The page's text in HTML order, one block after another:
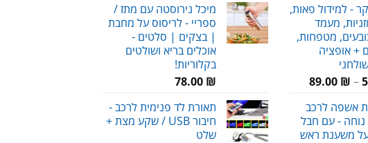
- למידול פאות,
מעמד
מטפחות,
+ אופציה
–
89.00 ₪
טווח
עד
אשפה לרכב
- עם חבל
משענת ראש
מיכל נירוסטה עם מתז /
ספריי - לריסוס על מחבת
| בצקים | סלטים -
אוכלים בריא ושולטים
בקלוריות!
78.00 ₪
תאורת לד פנימית לרכב -
חיבור USB / שקע מצת +
שלט